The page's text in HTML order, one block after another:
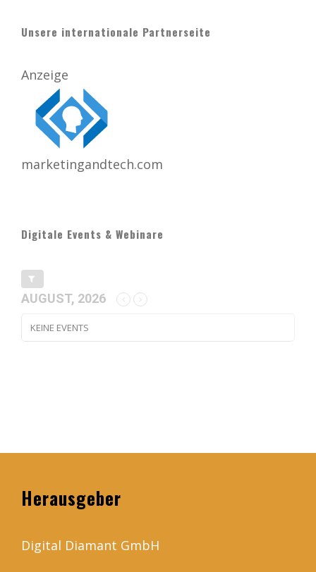
Unsere internationale Partnerseite
Anzeige
marketingandtech.com
Digitale Events & Webinare
AUGUST, 2026
KEINE EVENTS
Herausgeber
Digital Diamant GmbH